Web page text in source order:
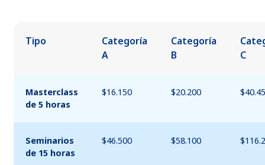
Tipo
Categoría
A
Categoría
B
C
Masterclass
de 5 horas
$16.150 $20.200
Seminarios
de 15 horas
$46.500 $58.100